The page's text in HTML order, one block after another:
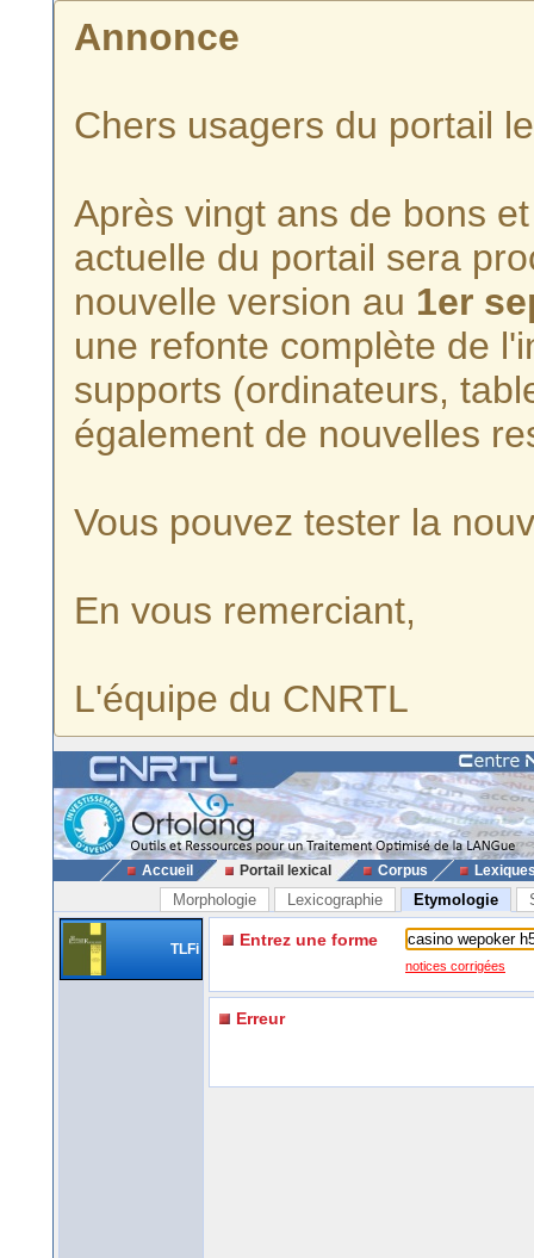
Annonce
Chers usagers du portail
Après vingt ans de bons
actuelle du portail sera
nouvelle version au 1er
une refonte complète de
supports (ordinateurs,
également de nouvelles
Vous pouvez tester la
En vous remerciant,
L'équipe du CNRTL
Accueil Portail lexical Corpus
Morphologie Lexicographie Etymologie
TLFi Entrez une forme
notices corrigées
Erreur